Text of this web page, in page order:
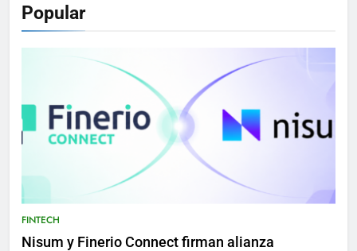
Popular
FINTECH
Nisum y Finerio Connect firman alianza